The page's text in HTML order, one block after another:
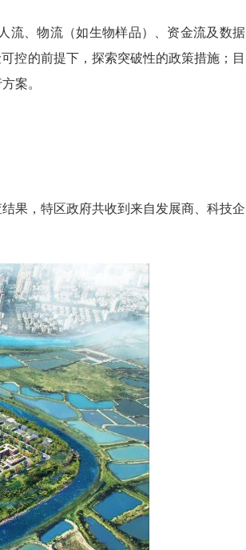
、物流（如生物样品）、资金流及数据
控的前提下，探索突破性的政策措施；目
案。
果，特区政府共收到来自发展商、科技企